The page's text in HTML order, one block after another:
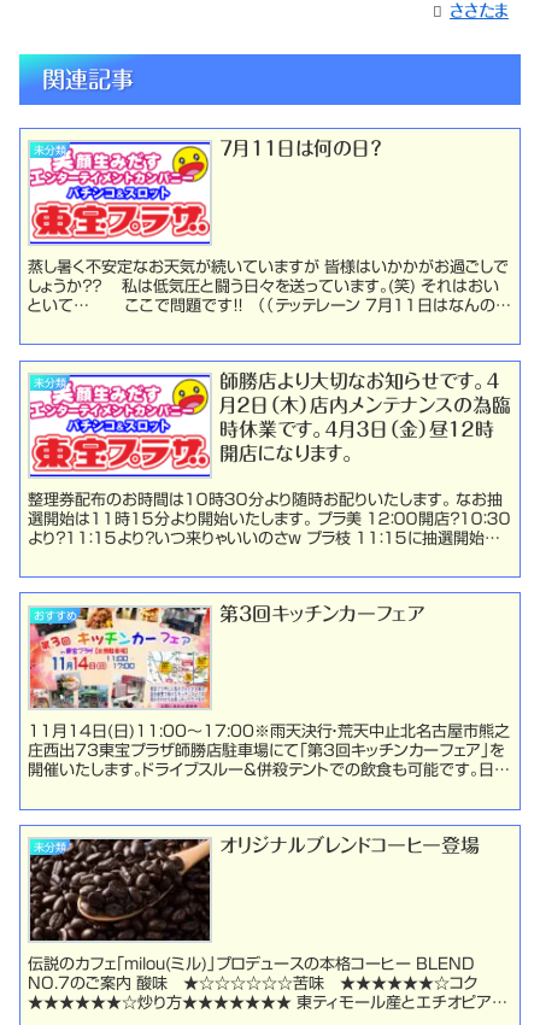
ささたま
関連記事
未分類 7月11日は何の日？
蒸し暑く不安定なお天気が続いていますが 皆様はいかかがお過ごしで
しょうか？？ 私は低気圧と闘う日々を送っています。(笑) それはおい
といて… ここで問題です！！ （（テッテレーン 7月１１日はなんのひ
未分類
師勝店より大切なお知らせです。４
月２日（木）店内メンテナンスの為臨
時休業です。４月３日（金）昼１２時
開店になります。
整理券配布のお時間は１０時３０分より随時お配りいたします。 なお抽
選開始は１１時１５分より開始いたします。 プラ美 １２：００開店？１０：３０
より？１１：１５より？いつ来りゃいいのさｗ プラ枝 １１：１５に抽選開始な
おすすめ 第3回キッチンカーフェア
11月14日(日)11:00～17:00※雨天決行・荒天中止北名古屋市熊之
庄西出73東宝プラザ師勝店駐車場にて「第3回キッチンカーフェア」を
開催いたします。ドライブスルー＆併殺テントでの飲食も可能です。日曜
未分類 オリジナルブレンドコーヒー登場
伝説のカフェ「milou(ミル)」プロデュースの本格コーヒー BLEND
NO.7のご案内 酸味 ★☆☆☆☆☆☆苦味 ★★★★★★☆コク
★★★★★★☆炒り方★★★★★★★ 東ティモール産とエチオピア産